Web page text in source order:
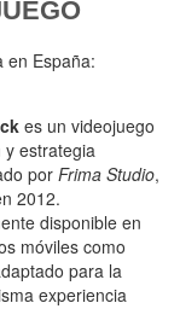
en España:
es un videojuego
y estrategia
porFrima Studio,
2012.
disponible en
móviles como
para la
experiencia